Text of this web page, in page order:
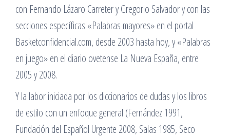
con Fernando Lázaro Carreter y Gregorio Salvador y con las
secciones específicas «Palabras mayores» en el portal
Basketconfidencial.com, desde 2003 hasta hoy, y «Palabras
en juego» en el diario ovetense La Nueva España, entre
2005 y 2008.
Y la labor iniciada por los diccionarios de dudas y los libros
de estilo con un enfoque general (Fernández 1991,
Fundación del Español Urgente 2008, Salas 1985, Seco